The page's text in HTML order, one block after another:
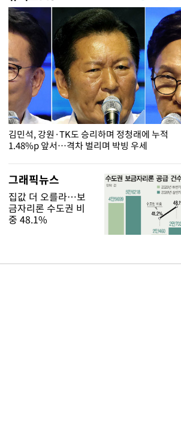
김민석, 강원·TK도 승리하며 정청래에 누적
1.48%p 앞서…격차 벌리며 박빙 우세
그래픽뉴스
집값 더 오를라…보
금자리론 수도권 비
중 48.1%